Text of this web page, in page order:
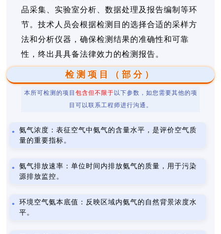
品采集、实验室分析、数据处理及报告编制等环
节。技术人员会根据检测目的选择合适的采样方
法和分析仪器，确保检测结果的准确性和可靠
性，终出具具备法律效力的检测报告。
检测项目（部分）
本所可检测的项目 包含但不限于 以下参数，如您需要其他的项
目可以联系工程师进行沟通。
氨气浓度：表征空气中氨气的含量水平，是评价空气质
量的重要指标。
氨气排放速率：单位时间内排放氨气的质量，用于污染
源排放监控。
环境空气氨本底值：反映区域内氨气的自然背景浓度水
平。